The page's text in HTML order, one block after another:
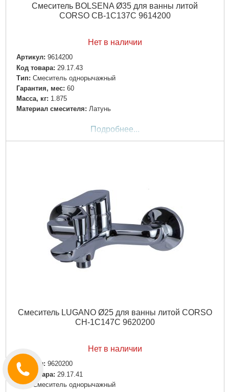
Смеситель BOLSENA Ø35 для ванны литой
CORSO CB-1C137C 9614200
Нет в наличии
Артикул: 9614200
Код товара: 29.17.43
Tип: Смеситель однорычажный
Гарантия, мес: 60
Масса, кг: 1.875
Материал смесителя: Латунь
Подробнее...
Смеситель LUGANO Ø25 для ванны литой CORSO
CH-1C147C 9620200
Нет в наличии
Артикул: 9620200
Код товара: 29.17.41
Tип: Смеситель однорычажный